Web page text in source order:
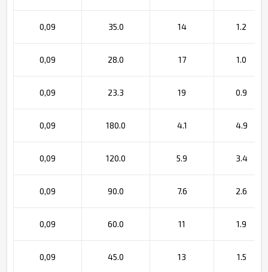
0,09 35.0 14 1.2
0,09 28.0 17 1.0
0,09 23.3 19 0.9
0,09 180.0 4.1 4.9
0,09 120.0 5.9 3.4
0,09 90.0 7.6 2.6
0,09 60.0 11 1.9
0,09 45.0 13 1.5